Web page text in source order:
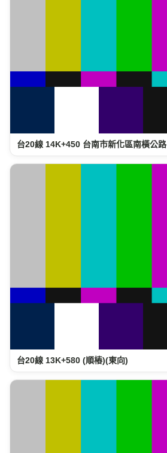
台20線 14K+450 台南市新化區南橫公路
台20線 13K+580 (順樁)(東向)